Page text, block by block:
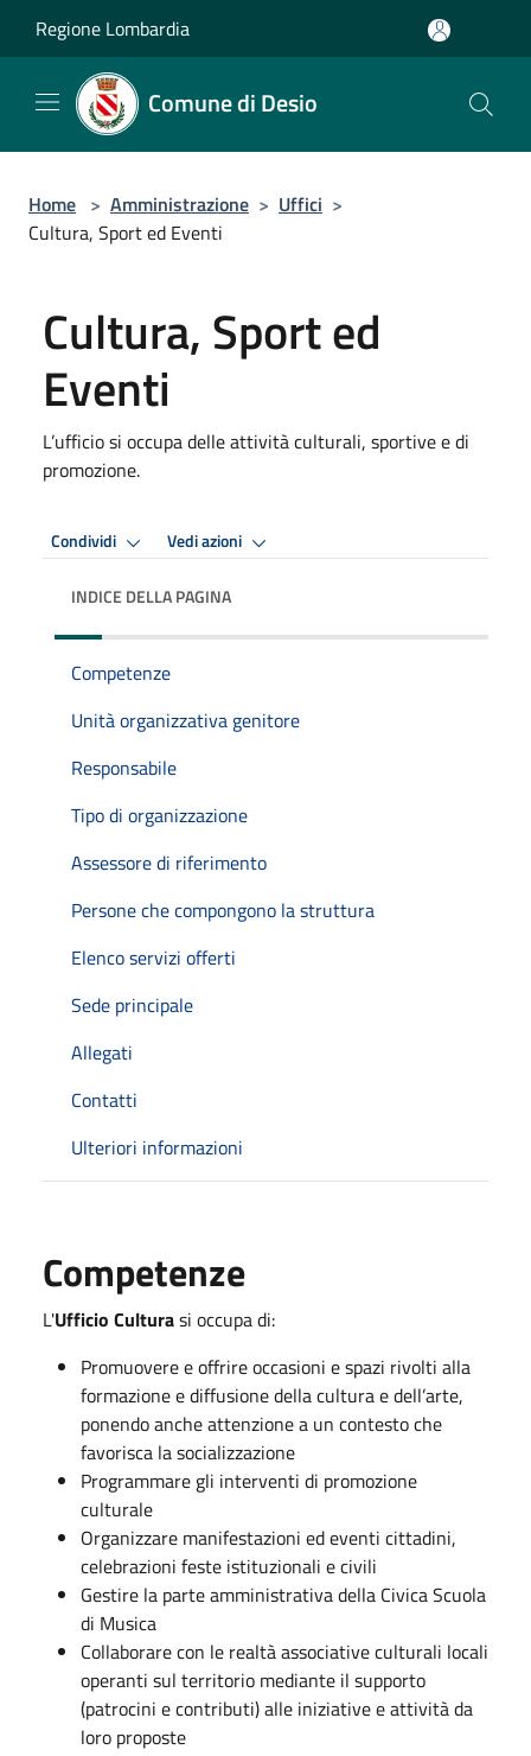
Regione Lombardia
Comune di Desio
Home > Amministrazione > Uffici >
Cultura, Sport ed Eventi
Cultura, Sport ed
Eventi
L’ufficio si occupa delle attività culturali, sportive e di
promozione.
Condividi Vedi azioni
INDICE DELLA PAGINA
Competenze
Unità organizzativa genitore
Responsabile
Tipo di organizzazione
Assessore di riferimento
Persone che compongono la struttura
Elenco servizi offerti
Sede principale
Allegati
Contatti
Ulteriori informazioni
Competenze
L'Ufficio Culturasi occupa di:
Promuovere e offrire occasioni e spazi rivolti alla
formazione e diffusione della cultura e dell’arte,
ponendo anche attenzione a un contesto che
favorisca la socializzazione
Programmare gli interventi di promozione
culturale
Organizzare manifestazioni ed eventi cittadini,
celebrazioni feste istituzionali e civili
Gestire la parte amministrativa della Civica Scuola
di Musica
Collaborare con le realtà associative culturali locali
operanti sul territorio mediante il supporto
(patrocini e contributi) alle iniziative e attività da
loro proposte